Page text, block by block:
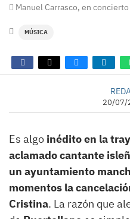
Manuel Carrasco, en concierto
MÚSICA
20/07/
Es algo inédito en la
aclamado cantante
un ayuntamiento
momentos la
Cristina. La razón que